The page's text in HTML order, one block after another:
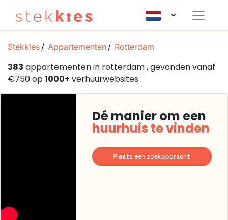
Stekkies Appartementen Rotterdam
383 appartementen in rotterdam , gevonden vanaf
€750 op1000+ verhuurwebsites
Dé manier om een
huurhuis te vinden
Plaats een zoekopdracht